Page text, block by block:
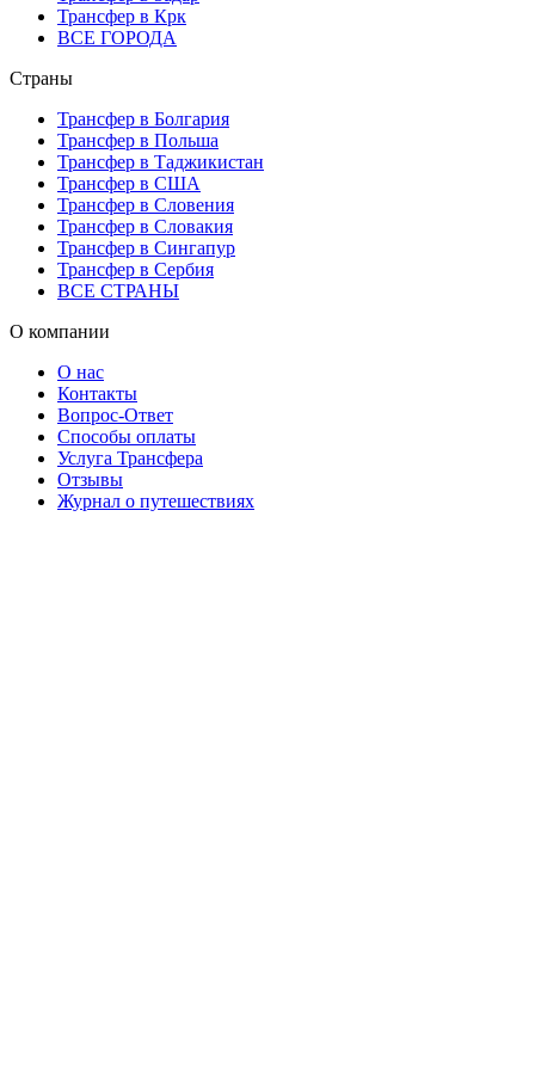
Трансфер в Крк
ВСЕ ГОРОДА
Страны
Трансфер в Болгария
Трансфер в Польша
Трансфер в Таджикистан
Трансфер в США
Трансфер в Словения
Трансфер в Словакия
Трансфер в Сингапур
Трансфер в Сербия
ВСЕ СТРАНЫ
О компании
О нас
Контакты
Вопрос-Ответ
Способы оплаты
Услуга Трансфера
Отзывы
Журнал о путешествиях